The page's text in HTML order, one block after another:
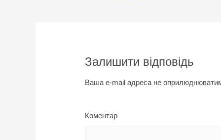
Залишити відповідь
Ваша e-mail адреса не
Коментар